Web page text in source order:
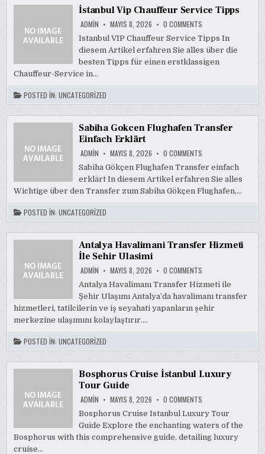
İstanbul Vip Chauffeur Service Tipps
ADMIN MAYIS 8, 2026 0 COMMENTS
VIP
CHAUFFEUR
SERVICE
TIPPS
Istanbul VIP Chauffeur Service Tipps In
diesem Artikel erfahren Sie alles über die
besten Tipps für einen erstklassigen
Chauffeur-Service in…
POSTED IN:UNCATEGORIZED
Sabiha Gokcen Flughafen Transfer
Einfach Erklärt
ADMIN MAYIS 8, 2026 0 COMMENTS
GOKCEN
FLUGHAFEN
TRANSFER
EINFACH
ERKLÄRT
Sabiha Gökçen Flughafen Transfer einfach
erklärt In diesem Artikel erfahren Sie alles
Wichtige über den Transfer zum Sabiha Gökçen Flughafen,…
POSTED IN:UNCATEGORIZED
Antalya Havalimani Transfer Hizmeti
İle Sehir Ulasimi
ADMIN MAYIS 8, 2026 0 COMMENTS
HAVALIMANI
HIZMETI
İLE
SEHIR
Antalya Havalimanı Transfer Hizmeti ile
Şehir Ulaşımı Antalya’da havalimanı transfer
hizmetleri, tatilcilerin ve iş seyahati yapanların şehir
merkezine ulaşımını kolaylaştırır….
POSTED IN:UNCATEGORIZED
Bosphorus Cruise İstanbul Luxury
Tour Guide
ADMIN MAYIS 8, 2026 0 COMMENTS
CRUISE
İSTANBUL
LUXURY
TOUR
GUIDE
Bosphorus Cruise Istanbul Luxury Tour
Guide Explore the enchanting waters of the
Bosphorus with this comprehensive guide, detailing luxury
cruise…